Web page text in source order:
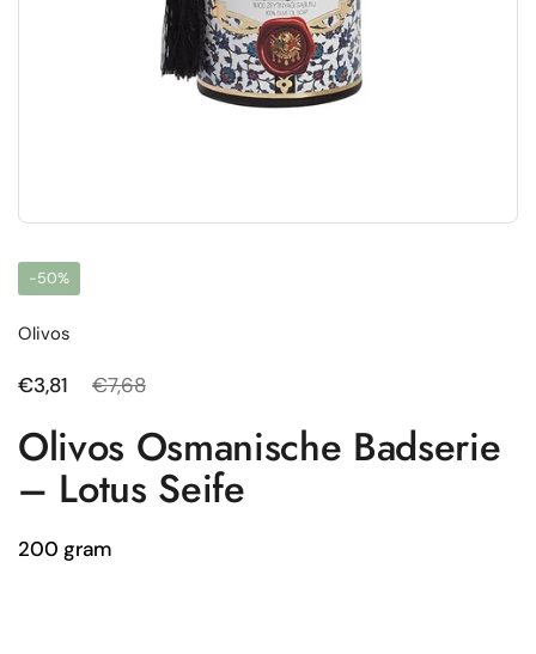
-50%
Olivos
Regulärer Preis
€3,81 Sale-Preis
€7,68
Olivos Osmanische Badserie
– Lotus Seife
200 gram